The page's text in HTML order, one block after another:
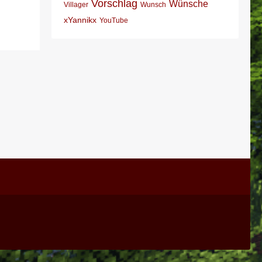
Villager Vorschlag Wunsch Wünsche
xYannikx YouTube